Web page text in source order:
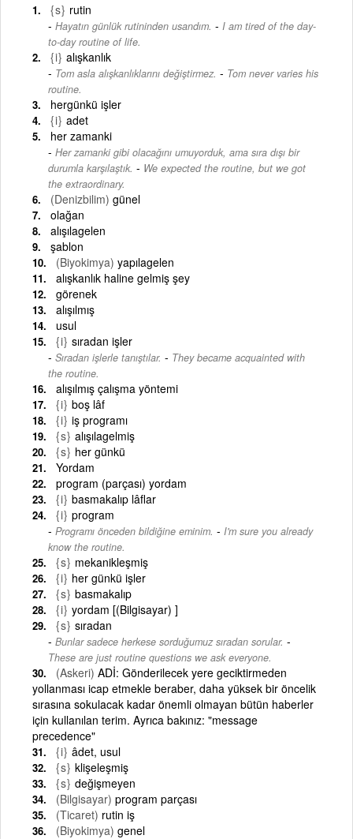
{s} rutin
Hayatın günlük rutininden usandım. - I am tired of the day-
to-day routine of life.
{i} alışkanlık
Tom asla alışkanlıklarını değiştirmez. - Tom never varies his
routine.
hergünkü işler
{i} adet
her zamanki
Her zamanki gibi olacağını umuyorduk, ama sıra dışı bir
durumla karşılaştık. - We expected the routine, but we got
the extraordinary.
(Denizbilim) günel
olağan
alışılagelen
şablon
(Biyokimya) yapılagelen
alışkanlık haline gelmiş şey
görenek
alışılmış
usul
{i} sıradan işler
Sıradan işlerle tanıştılar. - They became acquainted with
the routine.
alışılmış çalışma yöntemi
{i} boş lâf
{i} iş programı
{s} alışılagelmiş
{s} her günkü
Yordam
program (parçası) yordam
{i} basmakalıp lâflar
{i} program
Programı önceden bildiğine eminim. - I'm sure you already
know the routine.
{s} mekanikleşmiş
{i} her günkü işler
{s} basmakalıp
{i} yordam [(Bilgisayar) ]
{s} sıradan
Bunlar sadece herkese sorduğumuz sıradan sorular. -
These are just routine questions we ask everyone.
(Askeri) ADİ: Gönderilecek yere geciktirmeden
yollanması icap etmekle beraber, daha yüksek bir öncelik
sırasına sokulacak kadar önemli olmayan bütün haberler
için kullanılan terim. Ayrıca bakınız: "message
precedence"
{i} âdet, usul
{s} klişeleşmiş
{s} değişmeyen
(Bilgisayar) program parçası
(Ticaret) rutin iş
(Biyokimya) genel